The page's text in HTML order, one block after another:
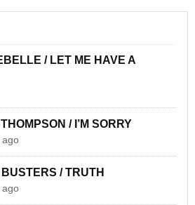
/ LET ME HAVE A
/ I’M SORRY
ago
/ TRUTH
ago